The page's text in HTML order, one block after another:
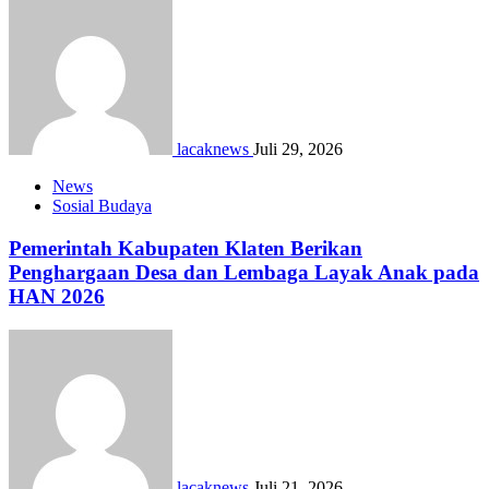
lacaknews Juli 29, 2026
News
Sosial Budaya
Pemerintah Kabupaten Klaten Berikan
Penghargaan Desa dan Lembaga Layak Anak pada
HAN 2026